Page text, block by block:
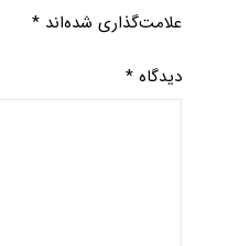
علامت‌گذاری شده‌اند *
دیدگاه*